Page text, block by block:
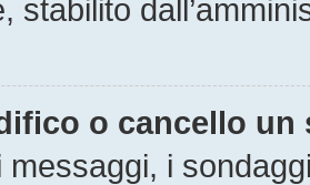
stabilito
o cancello un
messaggi, i